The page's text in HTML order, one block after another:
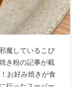
魔しているこぴ
き粉の記事が載
お好み焼きが食